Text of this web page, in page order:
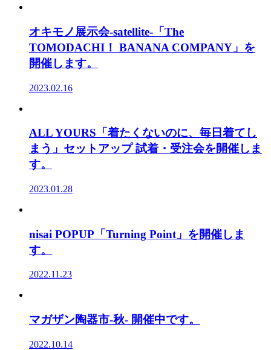
オキモノ展示会-satellite-「The
TOMODACHI！ BANANA COMPANY」を
開催します。
2023.02.16
ALL YOURS「着たくないのに、毎日着てし
まう」セットアップ 試着・受注会を開催しま
す。
2023.01.28
nisai POPUP「Turning Point」を開催しま
す。
2022.11.23
マガザン陶器市-秋- 開催中です。
2022.10.14